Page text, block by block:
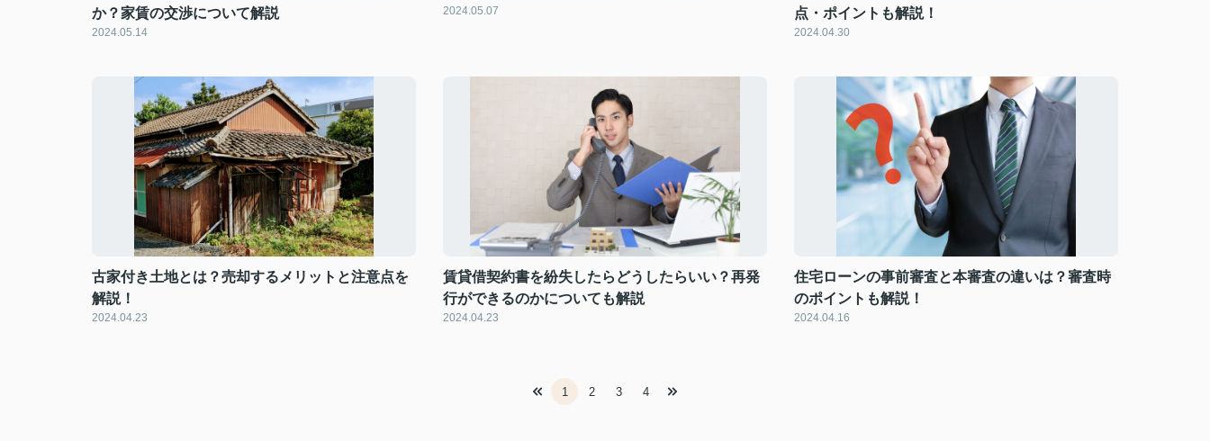
か？家賃の交渉について解説
2024.05.14
2024.05.07
点・ポイントも解説！
2024.04.30
古家付き土地とは？売却するメリットと注意点を
解説！
2024.04.23
賃貸借契約書を紛失したらどうしたらいい？再発
行ができるのかについても解説
2024.04.23
住宅ローンの事前審査と本審査の違いは？審査時
のポイントも解説！
2024.04.16
1 2 3 4